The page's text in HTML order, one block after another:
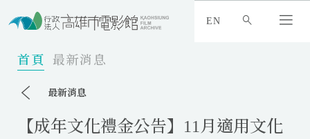
EN
首頁 最新消息
最新消息
【成年文化禮金公告】11月適用文化